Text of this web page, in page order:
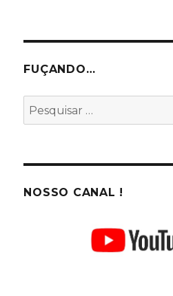
FUÇANDO…
Pesquisar
por:
NOSSO CANAL !